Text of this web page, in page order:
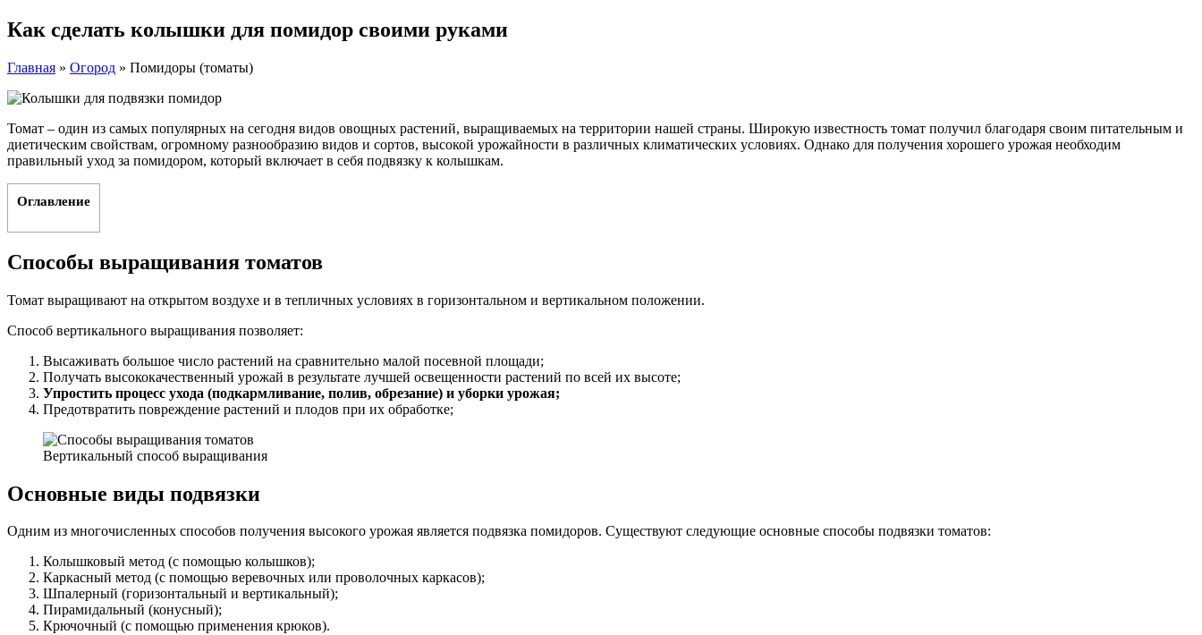
Как сделать колышки для помидор своими руками
Главная » Огород » Помидоры (томаты)
Томат – один из самых популярных на сегодня видов овощных растений, выращиваемых на территории нашей страны. Широкую известность томат получил благодаря своим питательным и
диетическим свойствам, огромному разнообразию видов и сортов, высокой урожайности в различных климатических условиях. Однако для получения хорошего урожая необходим
правильный уход за помидором, который включает в себя подвязку к колышкам.
Оглавление
Способы выращивания томатов
Томат выращивают на открытом воздухе и в тепличных условиях в горизонтальном и вертикальном положении.
Способ вертикального выращивания позволяет:
Высаживать большое число растений на сравнительно малой посевной площади;
Получать высококачественный урожай в результате лучшей освещенности растений по всей их высоте;
Упростить процесс ухода (подкармливание, полив, обрезание) и уборки урожая;
Предотвратить повреждение растений и плодов при их обработке;
Вертикальный способ выращивания
Основные виды подвязки
Одним из многочисленных способов получения высокого урожая является подвязка помидоров. Существуют следующие основные способы подвязки томатов:
Колышковый метод (с помощью колышков);
Каркасный метод (с помощью веревочных или проволочных каркасов);
Шпалерный (горизонтальный и вертикальный);
Пирамидальный (конусный);
Крючочный (с помощью применения крюков).